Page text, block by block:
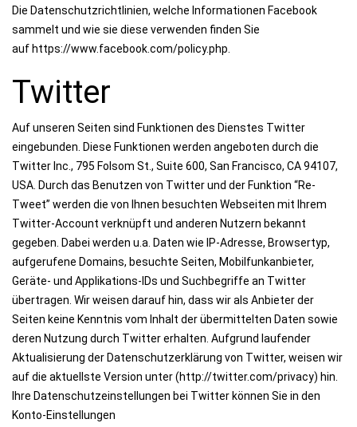
Die Datenschutzrichtlinien, welche Informationen Facebook
sammelt und wie sie diese verwenden finden Sie
auf https://www.facebook.com/policy.php.
Twitter
Auf unseren Seiten sind Funktionen des Dienstes Twitter
eingebunden. Diese Funktionen werden angeboten durch die
Twitter Inc., 795 Folsom St., Suite 600, San Francisco, CA 94107,
USA. Durch das Benutzen von Twitter und der Funktion “Re-
Tweet” werden die von Ihnen besuchten Webseiten mit Ihrem
Twitter-Account verknüpft und anderen Nutzern bekannt
gegeben. Dabei werden u.a. Daten wie IP-Adresse, Browsertyp,
aufgerufene Domains, besuchte Seiten, Mobilfunkanbieter,
Geräte- und Applikations-IDs und Suchbegriffe an Twitter
übertragen. Wir weisen darauf hin, dass wir als Anbieter der
Seiten keine Kenntnis vom Inhalt der übermittelten Daten sowie
deren Nutzung durch Twitter erhalten. Aufgrund laufender
Aktualisierung der Datenschutzerklärung von Twitter, weisen wir
auf die aktuellste Version unter (http://twitter.com/privacy) hin.
Ihre Datenschutzeinstellungen bei Twitter können Sie in den
Konto-Einstellungen